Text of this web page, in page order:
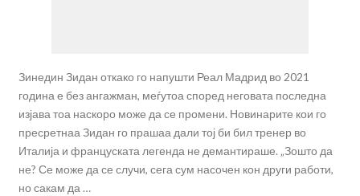
Зинедин Зидан откако го напушти Реал Мадрид во 2021
година е без ангажман, меѓутоа според неговата последна
изјава тоа наскоро може да се промени. Новинарите кои го
пресретнаа Зидан го прашаа дали тој би бил тренер во
Италија и француската легенда не демантираше. „Зошто да
не? Се може да се случи, сега сум насочен кон други работи,
но сакам да …